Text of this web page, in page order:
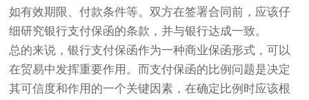
如有效期限、付款条件等。双方在签署合同前，应该仔
细研究银行支付保函的条款，并与银行达成一致。
总的来说，银行支付保函作为一种商业保函形式，可以
在贸易中发挥重要作用。而支付保函的比例问题是决定
其可信度和作用的一个关键因素，在确定比例时应该根